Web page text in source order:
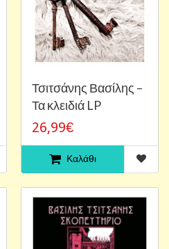
Τσιτσάνης Βασίλης ‎–
Τα κλειδιά LP
26,99€
Καλάθι